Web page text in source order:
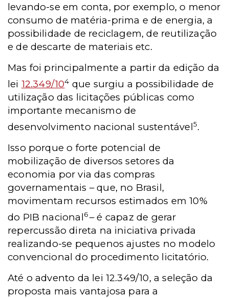
levando-se em conta, por exemplo, o menor
consumo de matéria-prima e de energia, a
possibilidade de reciclagem, de reutilização
e de descarte de materiais etc.
Mas foi principalmente a partir da edição da
lei 12.349/104 que surgiu a possibilidade de
utilização das licitações públicas como
importante mecanismo de
desenvolvimento nacional sustentável5.
Isso porque o forte potencial de
mobilização de diversos setores da
economia por via das compras
governamentais – que, no Brasil,
movimentam recursos estimados em 10%
do PIB nacional6– é capaz de gerar
repercussão direta na iniciativa privada
realizando-se pequenos ajustes no modelo
convencional do procedimento licitatório.
Até o advento da lei 12.349/10, a seleção da
proposta mais vantajosa para a